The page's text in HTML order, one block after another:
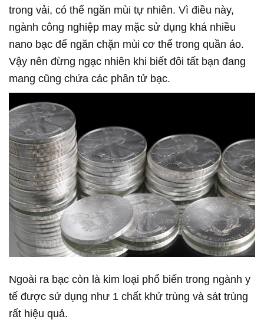
trong vải, có thể ngăn mùi tự nhiên. Vì điều này,
ngành công nghiệp may mặc sử dụng khá nhiều
nano bạc để ngăn chặn mùi cơ thể trong quần áo.
Vậy nên đừng ngạc nhiên khi biết đôi tất bạn đang
mang cũng chứa các phân tử bạc.
Ngoài ra bạc còn là kim loại phổ biến trong ngành y
tế được sử dụng như 1 chất khử trùng và sát trùng
rất hiệu quả.